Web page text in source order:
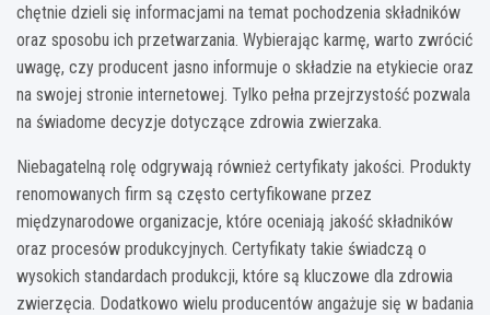
chętnie dzieli się informacjami na temat pochodzenia składników
oraz sposobu ich przetwarzania. Wybierając karmę, warto zwrócić
uwagę, czy producent jasno informuje o składzie na etykiecie oraz
na swojej stronie internetowej. Tylko pełna przejrzystość pozwala
na świadome decyzje dotyczące zdrowia zwierzaka.
Niebagatelną rolę odgrywają również certyfikaty jakości. Produkty
renomowanych firm są często certyfikowane przez
międzynarodowe organizacje, które oceniają jakość składników
oraz procesów produkcyjnych. Certyfikaty takie świadczą o
wysokich standardach produkcji, które są kluczowe dla zdrowia
zwierzęcia. Dodatkowo wielu producentów angażuje się w badania